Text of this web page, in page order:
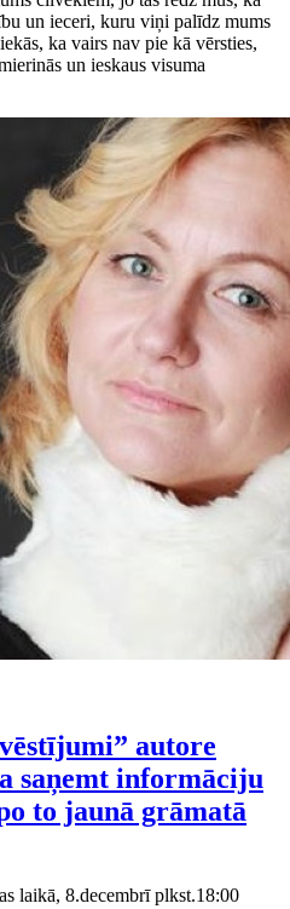
un ieceri, kuru viņi palīdz mums
ka vairs nav pie kā vērsties,
un ieskaus visuma
autore
saņemt informāciju
to jaunā grāmatā
laikā, 8.decembrī plkst.18:00